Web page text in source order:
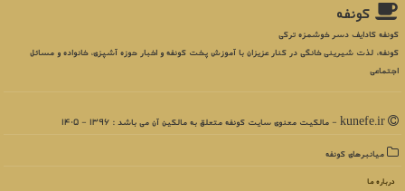
كونفه
کونفه کادایف دسر خوشمزه ترکی
کونفه، لذت شیرینی خانگی در کنار عزیزان با آموزش پخت کونفه و اخبار حوزه آشپزی، خانواده و مسائل
اجتماعی
میانبرهای كونفه
درباره ما